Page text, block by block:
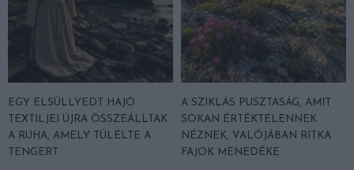
EGY ELSÜLLYEDT HAJÓ
TEXTILJEI ÚJRA ÖSSZEÁLLTAK:
A RUHA, AMELY TÚLÉLTE A
TENGERT
A SZIKLÁS PUSZTASÁG, AMIT
SOKAN ÉRTÉKTELENNEK
NÉZNEK, VALÓJÁBAN RITKA
FAJOK MENEDÉKE